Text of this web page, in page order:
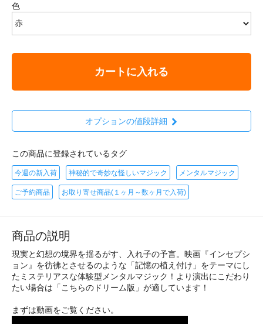
色
カートに入れる
オプションの値段詳細
この商品に登録されているタグ
今週の新入荷 神秘的で奇妙な怪しいマジック メンタルマジック
ご予約商品 お取り寄せ商品(１ヶ月～数ヶ月で入荷)
商品の説明
現実と幻想の境界を揺るがす、入れ子の予言。映画『インセプシ
ョン』を彷彿とさせるのような「記憶の植え付け」をテーマにし
たミステリアスな体験型メンタルマジック！より演出にこだわり
たい場合は「こちらのドリーム版」が適しています！
まずは動画をご覧ください。